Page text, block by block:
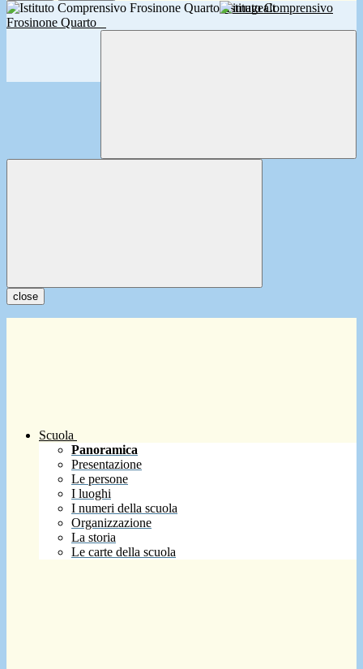
Istituto Comprensivo
Frosinone Quarto
close
Scuola
Panoramica
Presentazione
Le persone
I luoghi
I numeri della scuola
Organizzazione
La storia
Le carte della scuola